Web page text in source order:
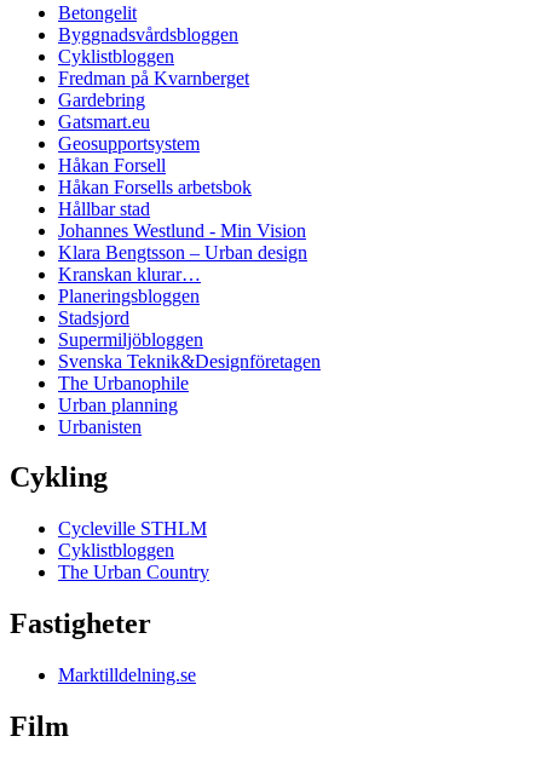
Betongelit
Byggnadsvårdsbloggen
Cyklistbloggen
Fredman på Kvarnberget
Gardebring
Gatsmart.eu
Geosupportsystem
Håkan Forsell
Håkan Forsells arbetsbok
Hållbar stad
Johannes Westlund - Min Vision
Klara Bengtsson – Urban design
Kranskan klurar…
Planeringsbloggen
Stadsjord
Supermiljöbloggen
Svenska Teknik&Designföretagen
The Urbanophile
Urban planning
Urbanisten
Cykling
Cycleville STHLM
Cyklistbloggen
The Urban Country
Fastigheter
Marktilldelning.se
Film